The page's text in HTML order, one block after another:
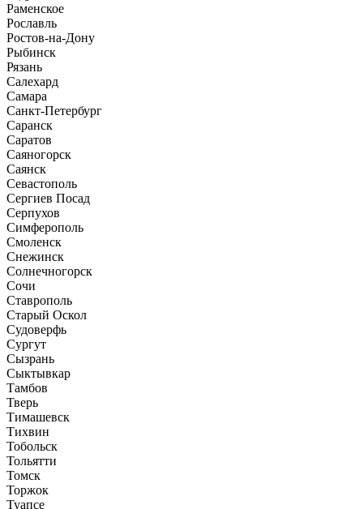
Раменское
Рославль
Ростов-на-Дону
Рыбинск
Рязань
Салехард
Самара
Санкт-Петербург
Саранск
Саратов
Саяногорск
Саянск
Севастополь
Сергиев Посад
Серпухов
Симферополь
Смоленск
Снежинск
Солнечногорск
Сочи
Ставрополь
Старый Оскол
Судоверфь
Сургут
Сызрань
Сыктывкар
Тамбов
Тверь
Тимашевск
Тихвин
Тобольск
Тольятти
Томск
Торжок
Туапсе